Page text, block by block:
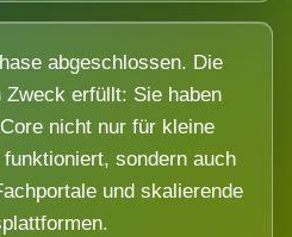
abgeschlossen. Die
Zweck erfüllt: Sie haben
nicht nur für kleine
sondern auch
und skalierende